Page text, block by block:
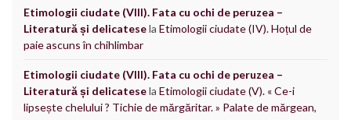
Etimologii ciudate (VIII). Fata cu ochi de peruzea –
Literatură și delicatesela Etimologii ciudate (IV). Hoțul de
paie ascuns în chihlimbar
Etimologii ciudate (VIII). Fata cu ochi de peruzea –
Literatură și delicatesela Etimologii ciudate (V). « Ce-i
lipsește chelului ? Tichie de mărgăritar. » Palate de mărgean,